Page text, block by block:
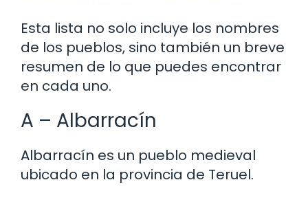
Esta lista no solo incluye los nombres
de los pueblos, sino también un breve
resumen de lo que puedes encontrar
en cada uno.
A – Albarracín
Albarracín es un pueblo medieval
ubicado en la provincia de Teruel.